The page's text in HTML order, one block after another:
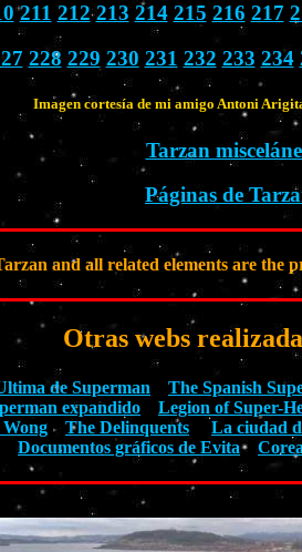
211 212 213 214 215 216 217
228 229 230 231 232 233 234
Imagen cortesía de mi amigo Antoni
Tarzan
Páginas de
and all related elements are the
Otras webs
de Superman The Spanish
expandido Legion of Super-
Wong The Delinquents La ciudad
Documentos gráficos de Evita